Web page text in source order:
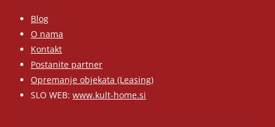
Blog
O nama
Kontakt
Postanite partner
Opremanje objekata (Leasing)
SLO WEB: www.kult-home.si